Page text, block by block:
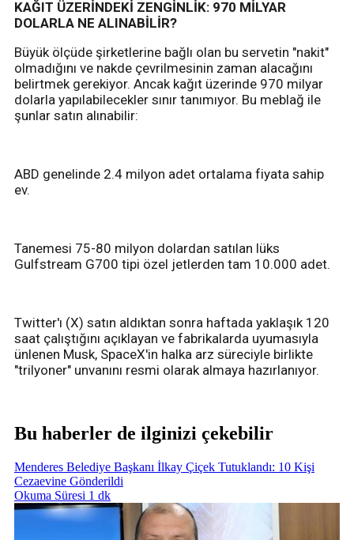
KAĞIT ÜZERİNDEKİ ZENGİNLİK: 970 MİLYAR
DOLARLA NE ALINABİLİR?
Büyük ölçüde şirketlerine bağlı olan bu servetin "nakit"
olmadığını ve nakde çevrilmesinin zaman alacağını
belirtmek gerekiyor. Ancak kağıt üzerinde 970 milyar
dolarla yapılabilecekler sınır tanımıyor. Bu meblağ ile
şunlar satın alınabilir:
ABD genelinde 2.4 milyon adet ortalama fiyata sahip
ev.
Tanemesi 75-80 milyon dolardan satılan lüks
Gulfstream G700 tipi özel jetlerden tam 10.000 adet.
Twitter'ı (X) satın aldıktan sonra haftada yaklaşık 120
saat çalıştığını açıklayan ve fabrikalarda uyumasıyla
ünlenen Musk, SpaceX'in halka arz süreciyle birlikte
"trilyoner" unvanını resmi olarak almaya hazırlanıyor.
Bu haberler de ilginizi çekebilir
Menderes Belediye Başkanı İlkay Çiçek Tutuklandı: 10 Kişi
Cezaevine Gönderildi
Okuma Süresi 1 dk